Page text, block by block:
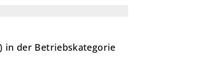
in der Betriebskategorie